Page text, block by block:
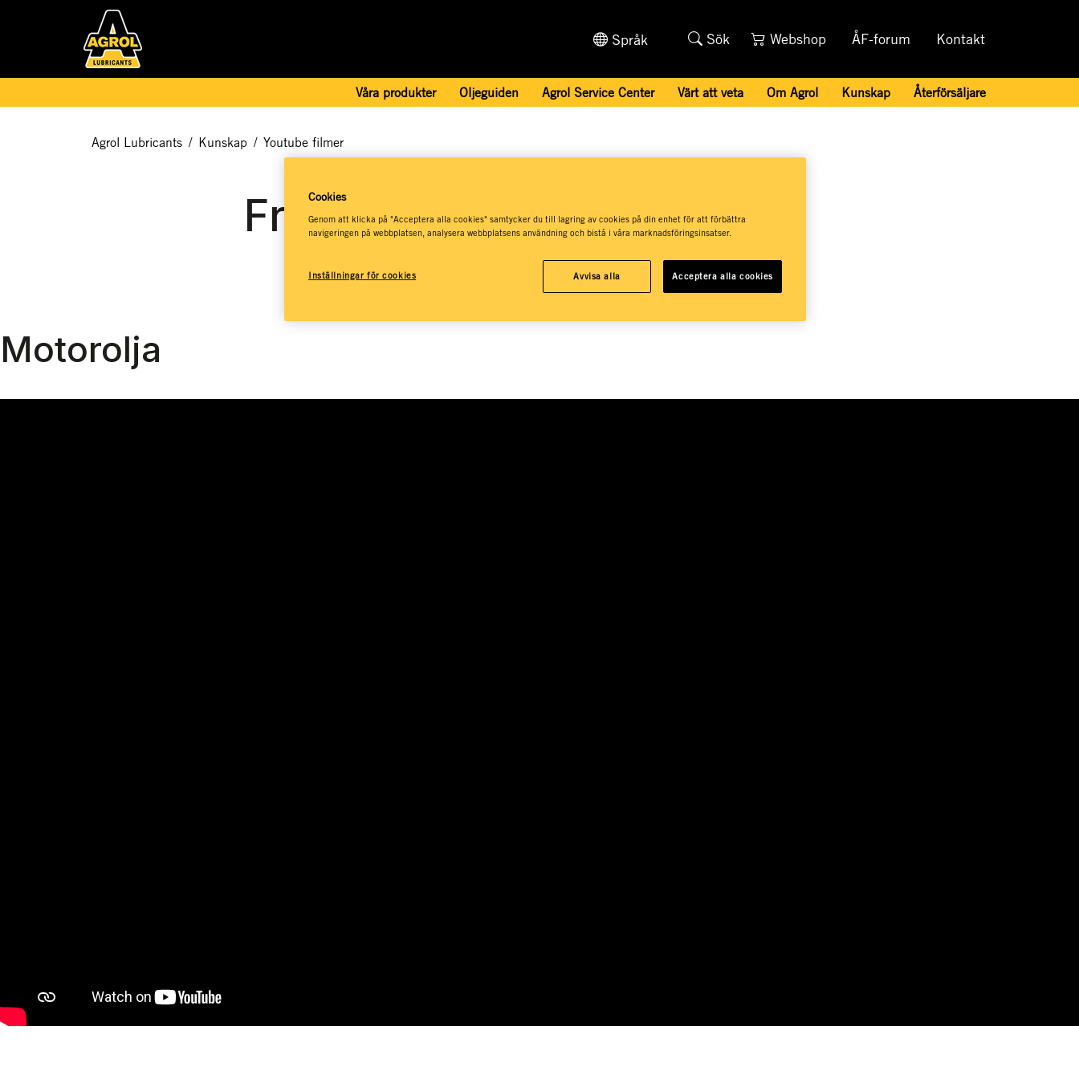
Språk Sök Webshop ÅF-forum Kontakt
Våra produkter Oljeguiden Agrol Service Center Värt att veta Om Agrol Kunskap Återförsäljare
Agrol Lubricants / Kunskap / Youtube filmer
Frågor och svar
Motorolja
Cookies
Genom att klicka på "Acceptera alla cookies" samtycker du till lagring av cookies på din enhet för att förbättra
navigeringen på webbplatsen, analysera webbplatsens användning och bistå i våra marknadsföringsinsatser.
Inställningar för cookies Avvisa alla Acceptera alla cookies